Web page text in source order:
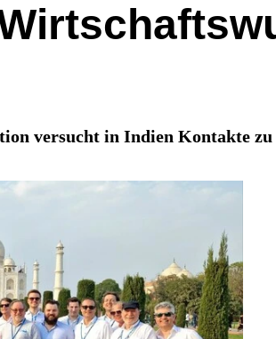
versucht in Indien Kontakte zu